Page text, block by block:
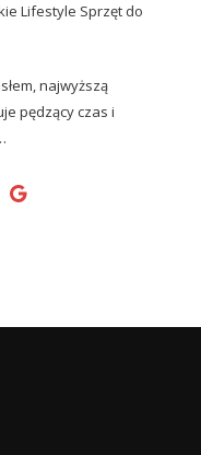
Lifestyle Sprzęt do
najwyższą
pędzący czas i